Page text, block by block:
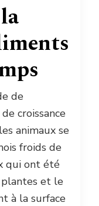
de
croissance
animaux se
froids de
qui ont été
plantes et le
à la surface